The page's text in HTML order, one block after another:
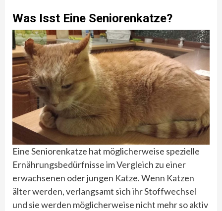
Was Isst Eine Seniorenkatze?
Eine Seniorenkatze hat möglicherweise spezielle
Ernährungsbedürfnisse im Vergleich zu einer
erwachsenen oder jungen Katze. Wenn Katzen
älter werden, verlangsamt sich ihr Stoffwechsel
und sie werden möglicherweise nicht mehr so aktiv